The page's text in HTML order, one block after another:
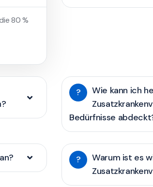
80 %
?
Wie kann ich
Bedürfnisse
?
Warum ist es